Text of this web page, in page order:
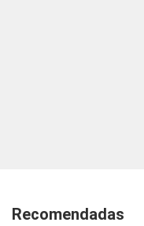
Recomendadas